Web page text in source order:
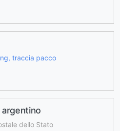
traccia pacco
dello Stato